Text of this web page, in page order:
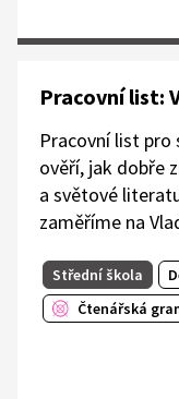
Pracovní list:
Pracovní list
ověří, jak dobře
a světové
zaměříme na
Střední škola
Čtenářská